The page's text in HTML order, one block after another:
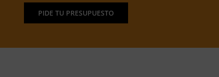
PIDE TU PRESUPUESTO